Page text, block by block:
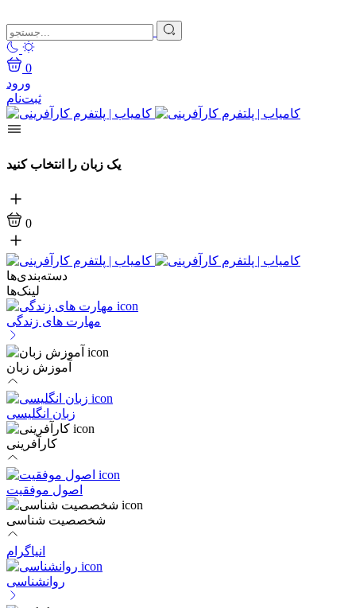
0
ورود
ثبت‌نام
یک زبان را انتخاب کنید
0
دسته‌بندی‌ها
لینک‌ها
مهارت های زندگی
آموزش زبان
زبان انگلیسی
کارآفرینی
اصول موفقیت
شخصصیت شناسی
انیاگرام
روانشناسی